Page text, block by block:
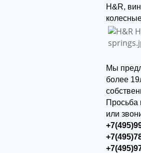
H&R,
Мы
более
Просьба
или